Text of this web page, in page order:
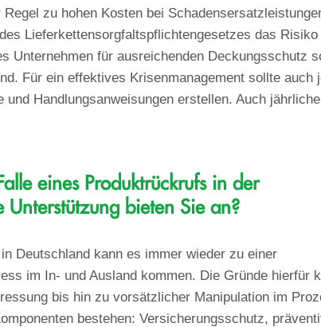
zu hohen Kosten bei
Lieferkettensorgfaltspflichtengesetzes das Risiko
Unternehmen für ausreichenden Deckungsschutz
Für ein effektives Krisenmanagement sollte auch
Handlungsanweisungen erstellen. Auch jährliche
eines Produktrückrufs in der
Unterstützung bieten Sie an?
Deutschland kann es immer wieder zu einer
im In- und Ausland kommen. Die Gründe hierfür
bis hin zu vorsätzlicher Manipulation im
bestehen: Versicherungsschutz,